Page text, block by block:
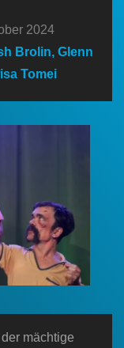
2024
Brolin, Glenn
Tomei
mächtige